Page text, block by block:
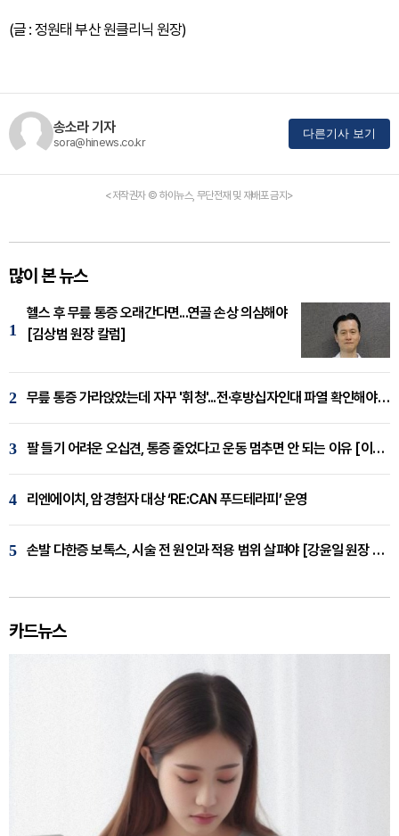
(글 : 정원태 부산 원클리닉 원장)
송소라 기자
sora@hinews.co.kr
다른기사 보기
<저작권자 © 하이뉴스, 무단전재 및 재배포 금지>
많이 본 뉴스
1
헬스 후 무릎 통증 오래간다면...연골 손상 의심해야
[김상범 원장 칼럼]
2 무릎 통증 가라앉았는데 자꾸 '휘청'...전·후방십자인대 파열 확인해야 [곽우경 원장 칼럼]
3 팔 들기 어려운 오십견, 통증 줄었다고 운동 멈추면 안 되는 이유 [이병욱 원장 칼럼]
4 리엔에이치, 암경험자 대상 ‘RE:CAN 푸드테라피’ 운영
5 손발 다한증 보톡스, 시술 전 원인과 적용 범위 살펴야 [강윤일 원장 칼럼]
카드뉴스